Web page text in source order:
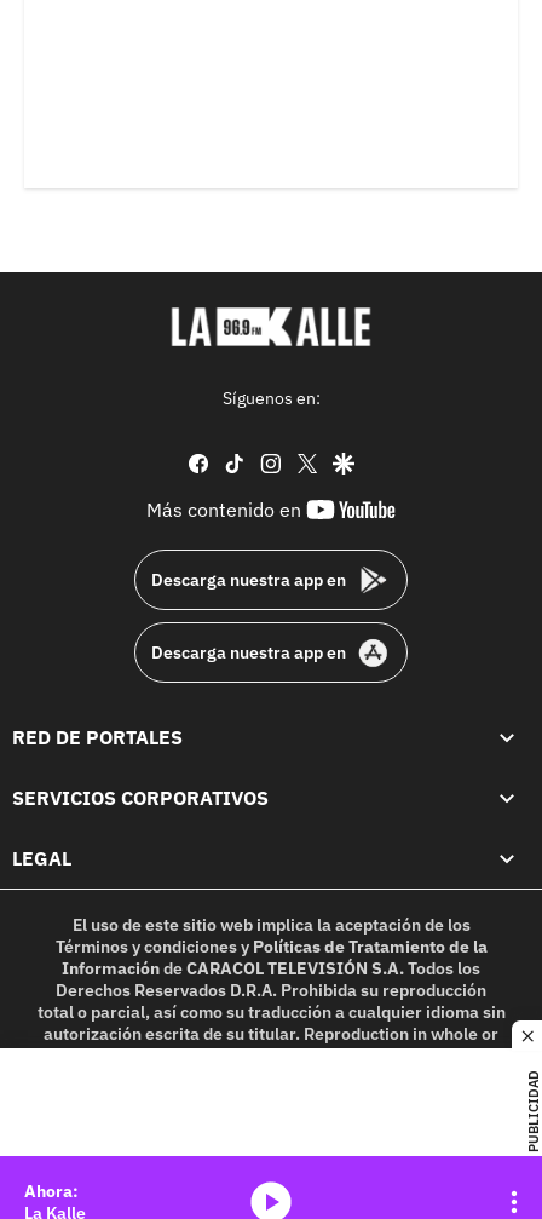
PUBLICIDAD
Síguenos en:
facebook
tiktok instagram
twittergoogle
Más contenido en
youtube-
Descarga nuestra app en
Descarga nuestra app en
RED DE PORTALES
SERVICIOS CORPORATIVOS
LEGAL
El uso de este sitio web implica la aceptación de los
Términos y condicionesy Políticas de Tratamiento de la
InformacióndeCARACOL TELEVISIÓN S.A.Todos los
Derechos Reservados D.R.A. Prohibida su reproducción
total o parcial, así como su traducción a cualquier idioma sin
autorización escrita de su titular. Reproduction in whole or
in part, or translation without written permission is
La Kalle